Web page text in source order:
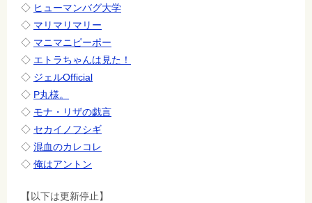
◇ ヒューマンバグ大学
◇ マリマリマリー
◇ マニマニピーポー
◇ エトラちゃんは見た！
◇ ジェルOfficial
◇ P丸様。
◇ モナ・リザの戯言
◇ セカイノフシギ
◇ 混血のカレコレ
◇ 俺はアントン
【以下は更新停止】